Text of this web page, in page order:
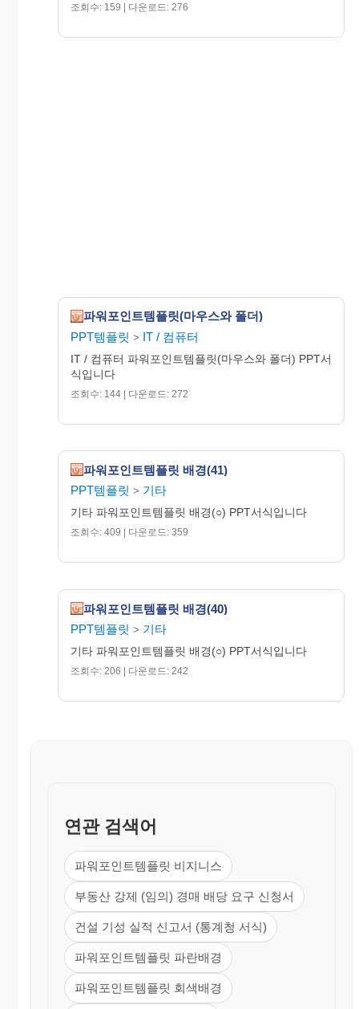
조회수: 159 | 다운로드: 276
파워포인트템플릿(마우스와 폴더)
PPT템플릿 > IT / 컴퓨터
IT / 컴퓨터 파워포인트템플릿(마우스와 폴더) PPT서
식입니다
조회수: 144 | 다운로드: 272
파워포인트템플릿 배경(41)
PPT템플릿 > 기타
기타 파워포인트템플릿 배경(○) PPT서식입니다
조회수: 409 | 다운로드: 359
파워포인트템플릿 배경(40)
PPT템플릿 > 기타
기타 파워포인트템플릿 배경(○) PPT서식입니다
조회수: 206 | 다운로드: 242
연관 검색어
파워포인트템플릿 비지니스
부동산 강제 (임의) 경매 배당 요구 신청서
건설 기성 실적 신고서 (통계청 서식)
파워포인트템플릿 파란배경
파워포인트템플릿 회색배경